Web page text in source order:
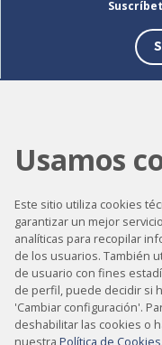
Usamos
Este sitio utiliza cookies
garantizar un mejor
analíticas para recopilar
de los usuarios. También
de usuario con fines
de perfil, puede decidir si
'Cambiar configuración'.
deshabilitar las cookies o
nuestra Política de Cookies